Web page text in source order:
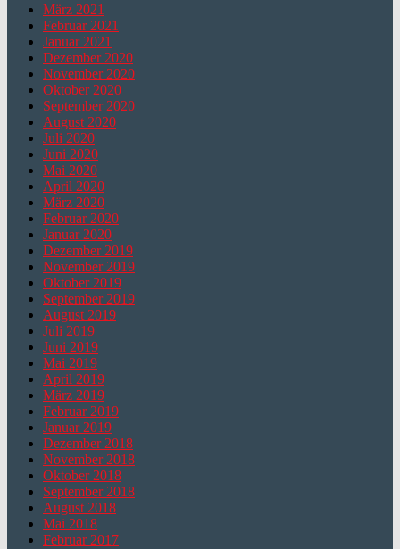
März 2021
Februar 2021
Januar 2021
Dezember 2020
November 2020
Oktober 2020
September 2020
August 2020
Juli 2020
Juni 2020
Mai 2020
April 2020
März 2020
Februar 2020
Januar 2020
Dezember 2019
November 2019
Oktober 2019
September 2019
August 2019
Juli 2019
Juni 2019
Mai 2019
April 2019
März 2019
Februar 2019
Januar 2019
Dezember 2018
November 2018
Oktober 2018
September 2018
August 2018
Mai 2018
Februar 2017